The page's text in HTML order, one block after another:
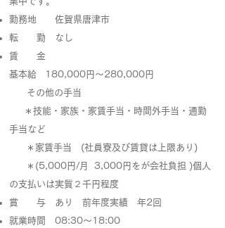
勤務地 佐賀県唐津市
転 勤 なし
賃 金
基本給 180,000円～280,000円
その他の手当
＊技能・家族・家賃手当・時間外手当・通勤
手当など
＊家賃手当 (社員寮及び賃貸は上限あり)
＊(5,000円/月 3,000円をが会社負担 )個人
の支払いは実質２千円程度
賞 与 あり 前年度実績 年2回
就業時間 08:30〜18:00